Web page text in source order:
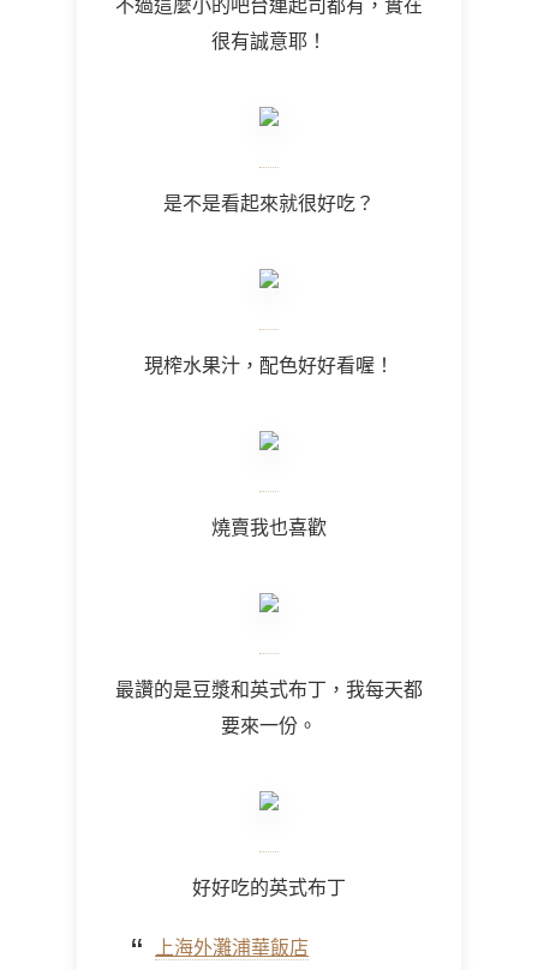
不過這麼小的吧台連起司都有，實在
很有誠意耶！
是不是看起來就很好吃？
現榨水果汁，配色好好看喔！
燒賣我也喜歡
最讚的是豆漿和英式布丁，我每天都
要來一份。
好好吃的英式布丁
上海外灘浦華飯店